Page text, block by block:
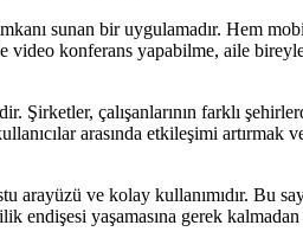
sunan bir uygulamadır. Hem
konferans yapabilme, aile
Şirketler, çalışanlarının farklı
arasında etkileşimi
arayüzü ve kolay kullanımıdır. Bu
endişesi yaşamasına gerek